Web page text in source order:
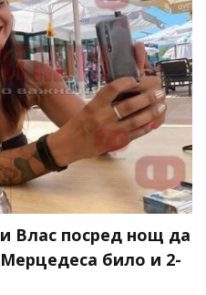
Влас посред нощ да
било и 2-